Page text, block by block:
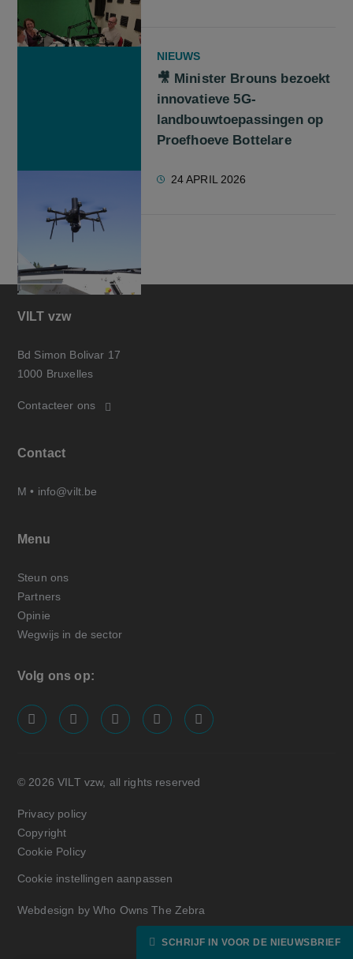
NIEUWS
🎥 Minister Brouns bezoekt
innovatieve 5G-
landbouwtoepassingen op
Proefhoeve Bottelare
24 APRIL 2026
VILT vzw
Bd Simon Bolivar 17
1000 Bruxelles
Contacteer ons
Contact
M • info@vilt.be
Menu
Steun ons
Partners
Opinie
Wegwijs in de sector
Volg ons op:
screenreader.visit us on our facebook page: https://
screenreader.visit us on our linkedin page:
screenreader.visit us on our
screenreader.visit us on our x
screenreader.visit us on
© 2026 VILT vzw, all rights reserved
Privacy policy
Copyright
Cookie Policy
Cookie instellingen aanpassen
Webdesign by Who Owns The Zebra
SCHRIJF IN VOOR DE NIEUWSBRIEF